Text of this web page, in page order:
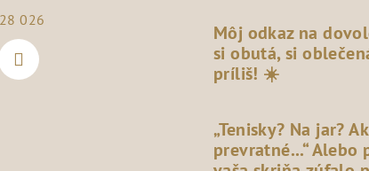
026
Môj odkaz na
si obutá, si
príliš! ☀️
„Tenisky? Na jar?
prevratné...“ Alebo